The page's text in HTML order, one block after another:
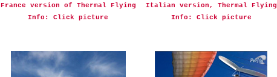
France version of Thermal Flying
Info: Click picture
Italian version, Thermal Flying
Info: Click picture